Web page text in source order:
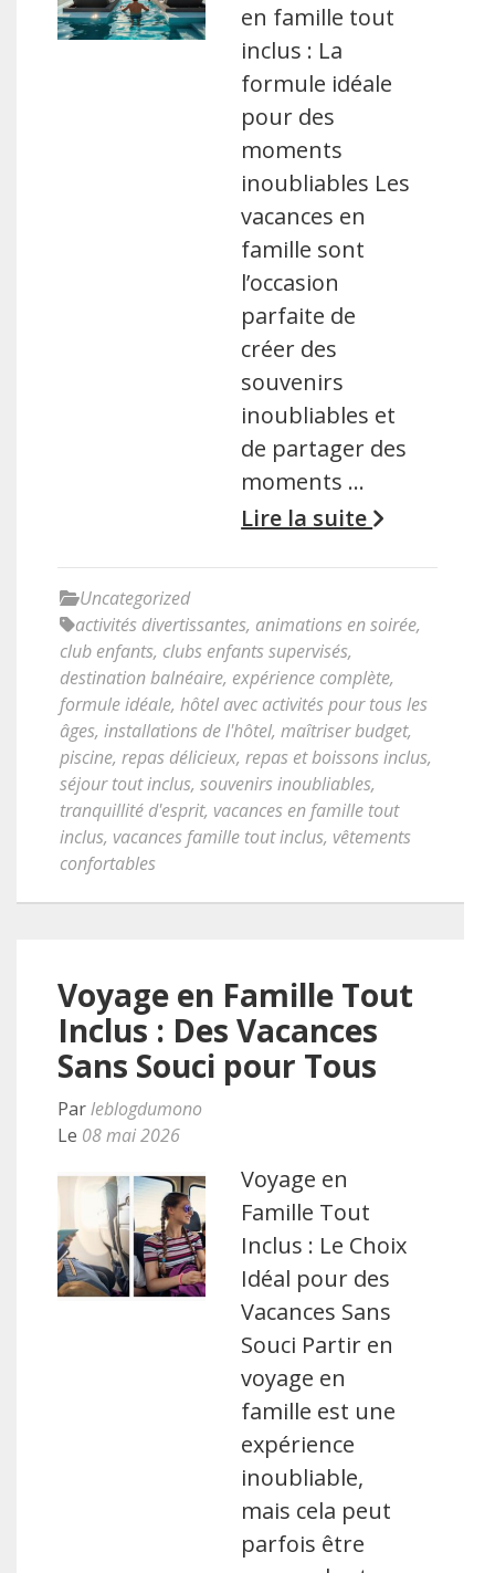
en famille tout
inclus : La
formule idéale
pour des
moments
inoubliables Les
vacances en
famille sont
l’occasion
parfaite de
créer des
souvenirs
inoubliables et
de partager des
moments …
Lire la suite
Uncategorized
activités divertissantes, animations en soirée,
club enfants, clubs enfants supervisés,
destination balnéaire, expérience complète,
formule idéale, hôtel avec activités pour tous les
âges, installations de l'hôtel, maîtriser budget,
piscine, repas délicieux, repas et boissons inclus,
séjour tout inclus, souvenirs inoubliables,
tranquillité d'esprit, vacances en famille tout
inclus, vacances famille tout inclus, vêtements
confortables
Voyage en Famille Tout
Inclus : Des Vacances
Sans Souci pour Tous
Parleblogdumono
Le 08 mai 2026
Voyage en
Famille Tout
Inclus : Le Choix
Idéal pour des
Vacances Sans
Souci Partir en
voyage en
famille est une
expérience
inoubliable,
mais cela peut
parfois être